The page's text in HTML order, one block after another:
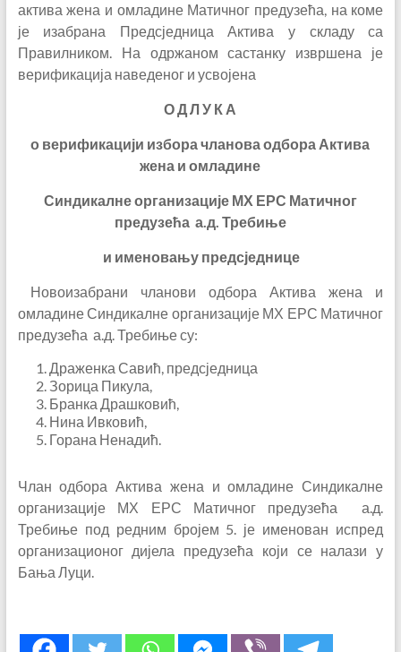
актива жена и омладине Матичног предузећа, на коме
је изабрана Предсједница Актива у складу са
Правилником. На одржаном састанку извршена је
верификација наведеног и усвојена
О Д Л У К А
о верификацији избора чланова одбора Актива
жена и омладине
Синдикалне организације МХ ЕРС Матичног
предузећа а.д. Требиње
и именовању предсједнице
Новоизабрани чланови одбора Актива жена и
омладине Синдикалне организације МХ ЕРС Матичног
предузећа а.д. Требиње су:
Драженка Савић, предсједница
Зорица Пикула,
Бранка Драшковић,
Нина Ивковић,
Горана Ненадић.
Члан одбора Актива жена и омладине Синдикалне
организације МХ ЕРС Матичног предузећа а.д.
Требиње под редним бројем 5. је именован испред
организационог дијела предузећа који се налази у
Бања Луци.